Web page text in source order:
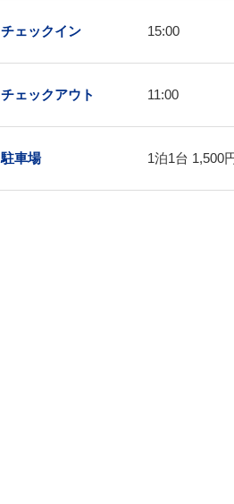
チェックイン 15:00
チェックアウト 11:00
駐車場 1泊1台 1,500